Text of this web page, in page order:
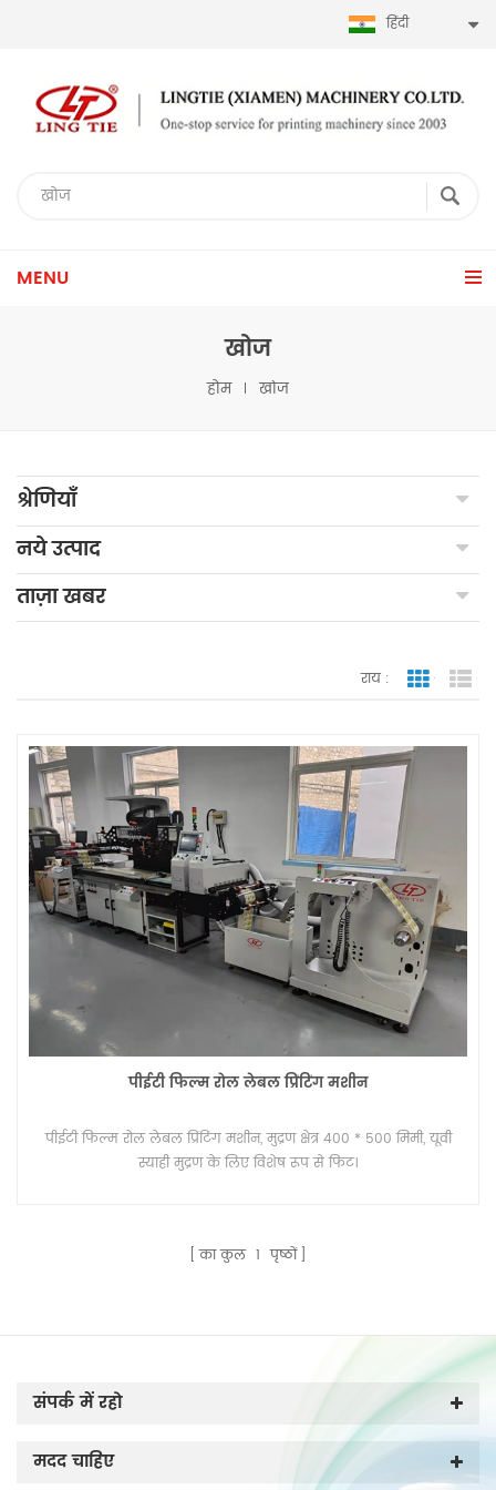
हिंदी
MENU
खोज
होम खोज
श्रेणियाँ
नये उत्पाद
ताज़ा खबर
राय : जाली
पीईटी फिल्म रोल लेबल प्रिंटिंग मशीन
पीईटी फिल्म रोल लेबल प्रिंटिंग मशीन, मुद्रण क्षेत्र 400 * 500 मिमी, यूवी
स्याही मुद्रण के लिए विशेष रूप से फिट।
का कुल 1 पृष्ठों
संपर्क में रहो
मदद चाहिए